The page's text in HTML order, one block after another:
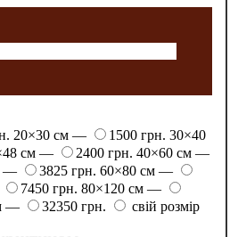
20×30 см — 1500 грн. 30×40
см — 2400 грн. 40×60 см —
— 3825 грн. 60×80 см —
7450 грн. 80×120 см —
— 32350 грн. свій розмір